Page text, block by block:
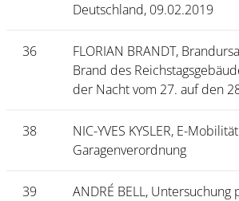
Deutschland, 09.02.2019
36
FLORIAN BRANDT,
Brand des
der Nacht vom 27. auf den
38
NIC-YVES KYSLER, E-
Garagenverordnung
39
ANDRÉ BELL,